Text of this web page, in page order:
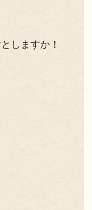
しますか！